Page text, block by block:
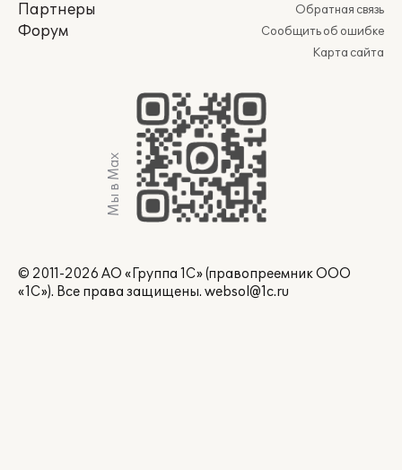
Партнеры
Форум
Обратная связь
Сообщить об ошибке
Карта сайта
Мы в Max
© 2011-2026 АО «Группа 1С» (правопреемник ООО
«1С»). Все права защищены. websol@1c.ru